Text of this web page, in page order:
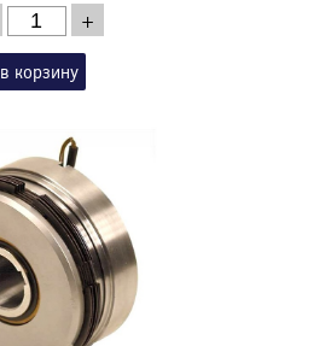
+
в корзину